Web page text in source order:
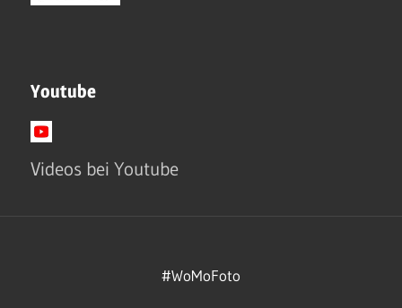
Youtube
Videos bei Youtube
#WoMoFoto